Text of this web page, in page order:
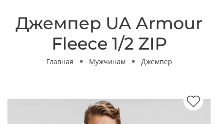
Джемпер UA Armour
Fleece 1/2 ZIP
Главная Мужчинам Джемпер